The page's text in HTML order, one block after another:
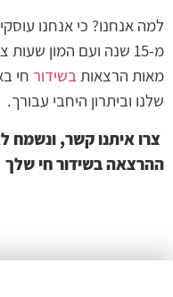
למה אנחנו? כי אנחנו
מ-15 שנה ועם המון
מאות הרצאות בשידור חי
שלנו וביתרון היחבי עבורך.
צרואיתנוקשר, ונשמח
ההרצאהבשידורחישלך